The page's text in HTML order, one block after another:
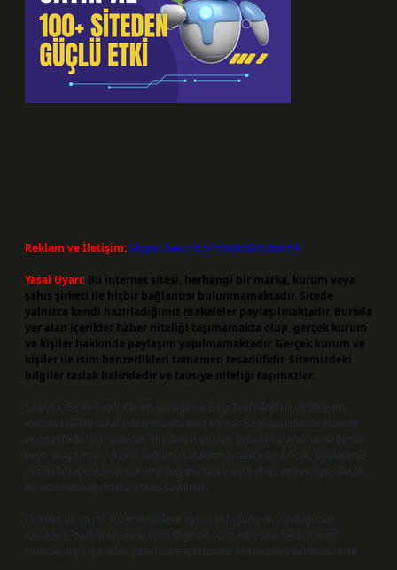
Reklam ve İletişim:Skype: live:.cid.575569c608265c69
Yasal Uyarı: Bu internet sitesi, herhangi bir marka, kurum veya
şahıs şirketi ile hiçbir bağlantısı bulunmamaktadır. Sitede
yalnızca kendi hazırladığımız makaleler paylaşılmaktadır. Burada
yer alan içerikler haber niteliği taşımamakta olup, gerçek kurum
ve kişiler hakkında paylaşım yapılmamaktadır. Gerçek kurum ve
kişiler ile isim benzerlikleri tamamen tesadüfidir. Sitemizdeki
bilgiler taslak halindedir ve tavsiye niteliği taşımazlar.
Sitemiz, 5651 Sayılı Kanun gereğince Bilgi Teknolojileri ve İletişim
Kurumu (BTK) tarafından onaylanmış bir Yer Sağlayıcı olarak hizmet
vermektedir. Bu nedenle, sitedeki içerikleri proaktif olarak denetleme
veya araştırma yükümlülüğümüz bulunmamaktadır. Ancak, üyelerimiz
yazdıkları içeriklerin sorumluluğunu taşımakta olup, siteye üye olarak
bu sorumluluğu kabul etmiş sayılırlar.
Hukuka ve yasal düzenlemelere aykırı olduğunu düşündüğünüz
içerikleri, backlinkpanelicomtr@gmail.com adresine bildirmeniz
halinde, ilgili içerikler yasal süre içerisinde sitemizden kaldırılacaktır.